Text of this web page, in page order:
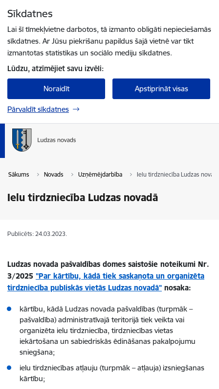
Sīkdatnes
Lai šī tīmekļvietne darbotos, tā izmanto obligāti nepieciešamās
sīkdatnes. Ar Jūsu piekrišanu papildus šajā vietnē var tikt
izmantotas statistikas un sociālo mediju sīkdatnes.
Lūdzu, atzīmējiet savu izvēli:
Noraidīt Apstiprināt visas
Pārvaldīt sīkdatnes
Sākums Novads Uzņēmējdarbība Ielu tirdzniecība Ludzas
Ielu tirdzniecība Ludzas novadā
Publicēts: 24.03.2023.
Ludzas novada pašvaldības domes saistošie noteikumi Nr.
3/2025 "Par kārtību, kādā tiek saskaņota un organizēta
tirdzniecība publiskās vietās Ludzas novadā" nosaka:
kārtību, kādā Ludzas novada pašvaldības (turpmāk –
pašvaldība) administratīvajā teritorijā tiek veikta vai
organizēta ielu tirdzniecība, tirdzniecības vietas
iekārtošana un sabiedriskās ēdināšanas pakalpojumu
sniegšana;
ielu tirdzniecības atļauju (turpmāk – atļauja) izsniegšanas
kārtību;